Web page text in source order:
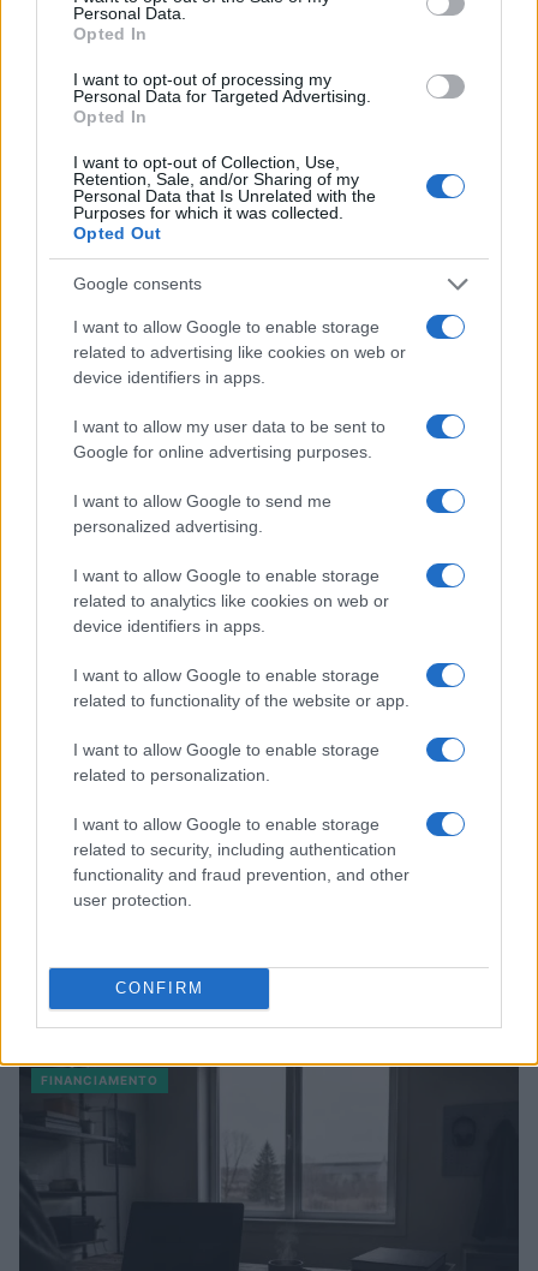
Personal Data.
Opted In
I want to opt-out of processing my
Personal Data for Targeted Advertising.
Opted In
I want to opt-out of Collection, Use,
Retention, Sale, and/or Sharing of my
Personal Data that Is Unrelated with the
Purposes for which it was collected.
Opted Out
Google consents
I want to allow Google to enable storage
related to advertising like cookies on web or
device identifiers in apps.
I want to allow my user data to be sent to
Google for online advertising purposes.
I want to allow Google to send me
personalized advertising.
I want to allow Google to enable storage
related to analytics like cookies on web or
device identifiers in apps.
I want to allow Google to enable storage
related to functionality of the website or app.
I want to allow Google to enable storage
related to personalization.
I want to allow Google to enable storage
related to security, including authentication
functionality and fraud prevention, and other
user protection.
CONFIRM
Continue lendo
Como organizar suas finanças com um framework eficiente
Bruno Costa · 8 ago 2026
FINANCIAMENTO